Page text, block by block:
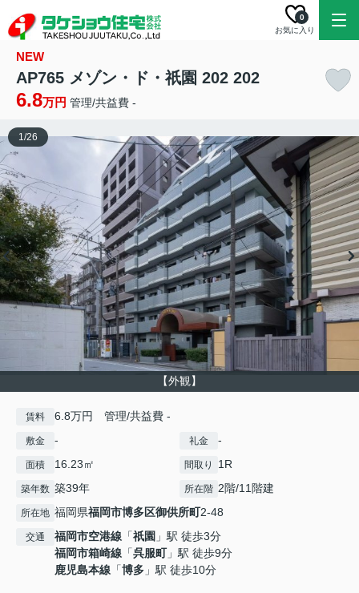
お気に入り
0
NEW
AP765 メゾン・ド・祇園 202 202
6.8万円 管理/共益費 -
【外観】
1/26
賃料 6.8万円 管理/共益費 -
敷金 - 礼金 -
面積 16.23㎡ 間取り 1R
築年数 築39年 所在階 2階/11階建
所在地 福岡県福岡市博多区御供所町2-48
交通 福岡市空港線 「祇園 」駅 徒歩3分
福岡市箱崎線 「呉服町」駅 徒歩9分
鹿児島本線 「博多 」駅 徒歩10分